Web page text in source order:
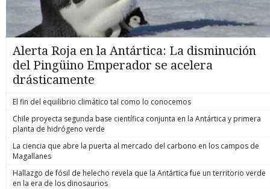
Alerta Roja en la Antártica: La disminución
del Pingüino Emperador se acelera
drásticamente
El fin del equilibrio climático tal como lo conocemos
Chile proyecta segunda base científica conjunta en la Antártica y primera
planta de hidrógeno verde
La ciencia que abre la puerta al mercado del carbono en los campos de
Magallanes
Hallazgo de fósil de helecho revela que la Antártica fue un territorio verde
en la era de los dinosaurios